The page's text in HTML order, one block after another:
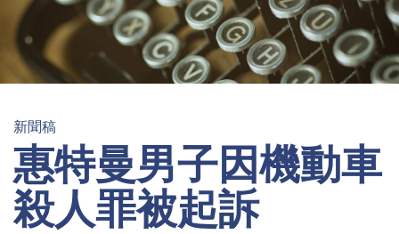
新聞稿
惠特曼男子因機動車
殺人罪被起訴